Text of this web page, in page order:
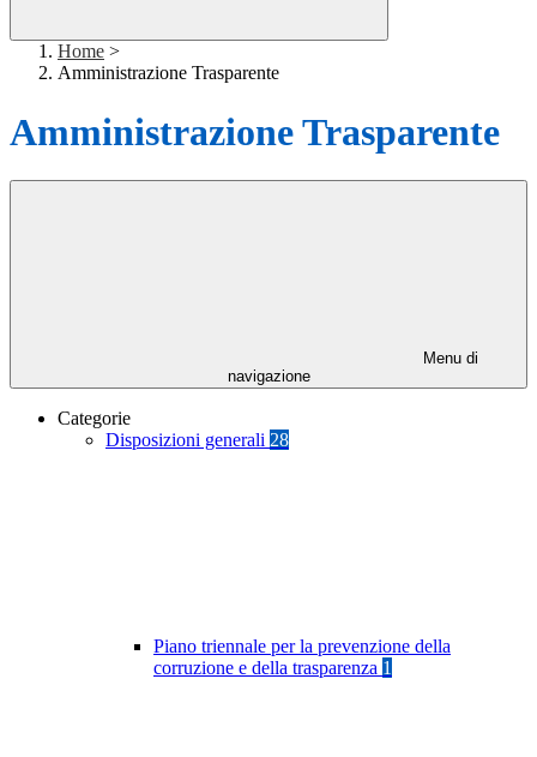
Home >
Amministrazione Trasparente
Amministrazione Trasparente
Menu di
navigazione
Categorie
Disposizioni generali 28
Piano triennale per la prevenzione della
corruzione e della trasparenza 1